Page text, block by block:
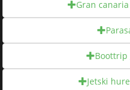
Gran
Boottrip
Jetski